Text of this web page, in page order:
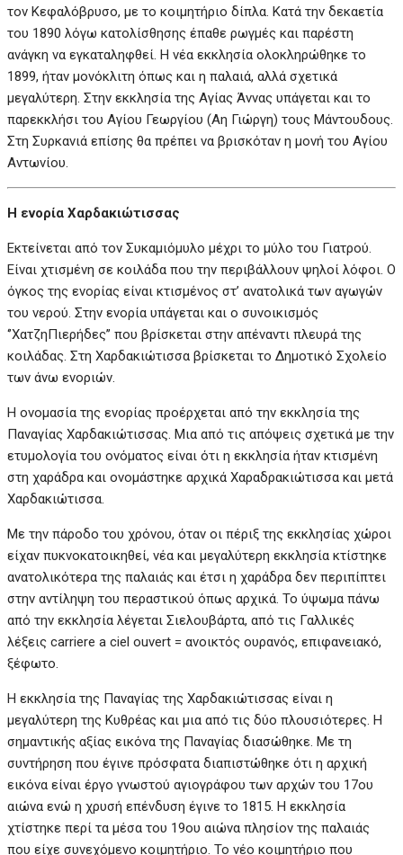
τον Κεφαλόβρυσο, με το κοιμητήριο δίπλα. Κατά την δεκαετία
του 1890 λόγω κατολίσθησης έπαθε ρωγμές και παρέστη
ανάγκη να εγκαταληφθεί. Η νέα εκκλησία ολοκληρώθηκε το
1899, ήταν μονόκλιτη όπως και η παλαιά, αλλά σχετικά
μεγαλύτερη. Στην εκκλησία της Αγίας Άννας υπάγεται και το
παρεκκλήσι του Αγίου Γεωργίου (Αη Γιώργη) τους Μάντουδους.
Στη Συρκανιά επίσης θα πρέπει να βρισκόταν η μονή του Αγίου
Αντωνίου.
Η ενορία Χαρδακιώτισσας
Εκτείνεται από τον Συκαμιόμυλο μέχρι το μύλο του Γιατρού.
Είναι χτισμένη σε κοιλάδα που την περιβάλλουν ψηλοί λόφοι. Ο
όγκος της ενορίας είναι κτισμένος στ’ ανατολικά των αγωγών
του νερού. Στην ενορία υπάγεται και ο συνοικισμός
‘’ΧατζηΠιερήδες’’ που βρίσκεται στην απέναντι πλευρά της
κοιλάδας. Στη Χαρδακιώτισσα βρίσκεται το Δημοτικό Σχολείο
των άνω ενοριών.
Η ονομασία της ενορίας προέρχεται από την εκκλησία της
Παναγίας Χαρδακιώτισσας. Μια από τις απόψεις σχετικά με την
ετυμολογία του ονόματος είναι ότι η εκκλησία ήταν κτισμένη
στη χαράδρα και ονομάστηκε αρχικά Χαραδρακιώτισσα και μετά
Χαρδακιώτισσα.
Με την πάροδο του χρόνου, όταν οι πέριξ της εκκλησίας χώροι
είχαν πυκνοκατοικηθεί, νέα και μεγαλύτερη εκκλησία κτίστηκε
ανατολικότερα της παλαιάς και έτσι η χαράδρα δεν περιπίπτει
στην αντίληψη του περαστικού όπως αρχικά. Το ύψωμα πάνω
από την εκκλησία λέγεται Σιελουβάρτα, από τις Γαλλικές
λέξεις carriere a ciel ouvert = ανοικτός ουρανός, επιφανειακό,
ξέφωτο.
Η εκκλησία της Παναγίας της Χαρδακιώτισσας είναι η
μεγαλύτερη της Κυθρέας και μια από τις δύο πλουσιότερες. Η
σημαντικής αξίας εικόνα της Παναγίας διασώθηκε. Με τη
συντήρηση που έγινε πρόσφατα διαπιστώθηκε ότι η αρχική
εικόνα είναι έργο γνωστού αγιογράφου των αρχών του 17ου
αιώνα ενώ η χρυσή επένδυση έγινε το 1815. Η εκκλησία
χτίστηκε περί τα μέσα του 19ου αιώνα πλησίον της παλαιάς
που είχε συνεχόμενο κοιμητήριο. Το νέο κοιμητήριο που